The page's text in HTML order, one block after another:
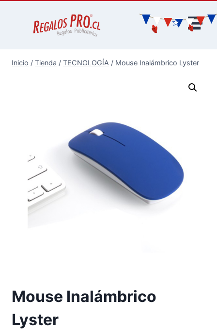
Inicio / Tienda / TECNOLOGÍA / Mouse Inalámbrico Lyster
Mouse Inalámbrico
Lyster